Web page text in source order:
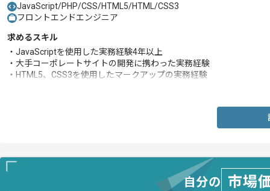
JavaScript/PHP/CSS/HTML5/HTML/CSS3
フロントエンドエンジニア
求めるスキル
・JavaScriptを使用した実務経験4年以上
・大手コーポレートサイトの開発に携わった実務経験
・HTML5、CSS3を使用したマークアップの実務経験
自分の 市場